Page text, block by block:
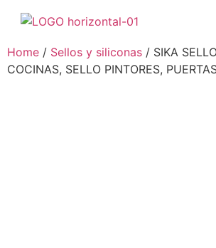
Home / Sellos y siliconas / SIKA
COCINAS, SELLO PINTORES,